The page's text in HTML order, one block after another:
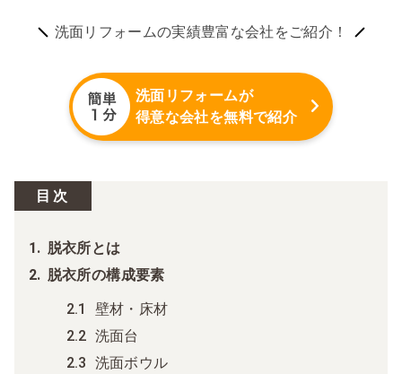
洗面リフォームの実績豊富な会社をご紹介！
洗面リフォームが
得意な会社を無料で紹介
目次
脱衣所とは
脱衣所の構成要素
壁材・床材
洗面台
洗面ボウル